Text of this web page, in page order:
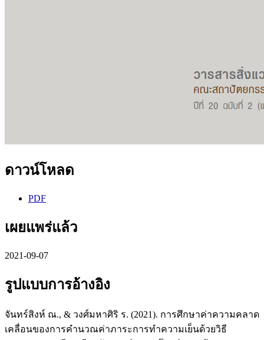
ดาวน์โหลด
PDF
เผยแพร่แล้ว
2021-09-07
รูปแบบการอ้างอิง
จันทร์สิงห์ ณ., & วงศ์มหาศิริ ร. (2021). การศึกษาค่าความคลาด
เคลื่อนของการคำนวณค่าภาระการทำความเย็นด้วยวิธี